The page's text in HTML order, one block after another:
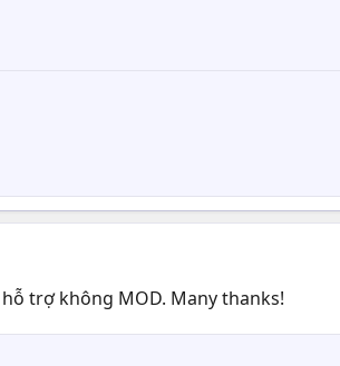
trợ không MOD. Many thanks!